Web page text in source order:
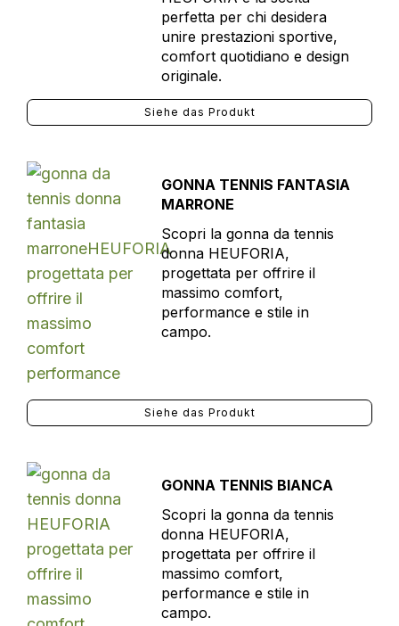
perfetta per chi desidera
unire prestazioni sportive,
comfort quotidiano e design
originale.
Siehe das Produkt
GONNA TENNIS FANTASIA
MARRONE
Scopri la gonna da tennis
donna HEUFORIA,
progettata per offrire il
massimo comfort,
performance e stile in
campo.
Siehe das Produkt
GONNA TENNIS BIANCA
Scopri la gonna da tennis
donna HEUFORIA,
progettata per offrire il
massimo comfort,
performance e stile in
campo.